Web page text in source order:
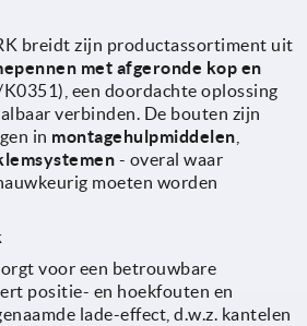
breidt zijn productassortiment uit
met afgeronde kop en
een doordachte oplossing
verbinden. De bouten zijn
in montagehulpmiddelen
- overal waar
moeten worden
voor een betrouwbare
positie- en hoekfouten en
lade-effect, d.w.z. kantelen